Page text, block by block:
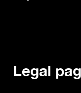
Legal